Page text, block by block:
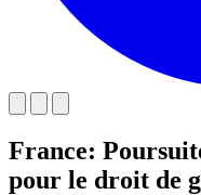
France:
pour le droit de